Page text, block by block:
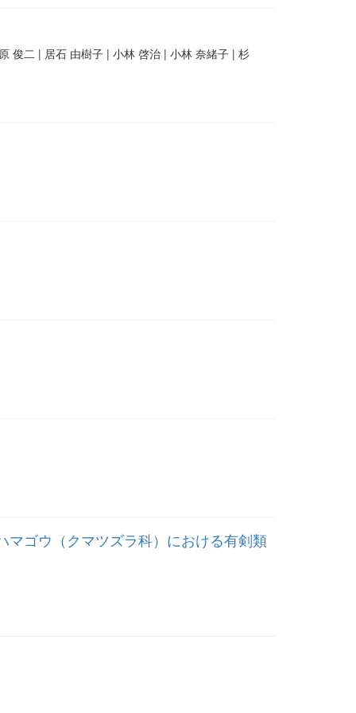
俊二 | 居石 由樹子 | 小林 啓治 | 小林 奈緒子 | 杉
ゴウ（クマツズラ科）における有剣類